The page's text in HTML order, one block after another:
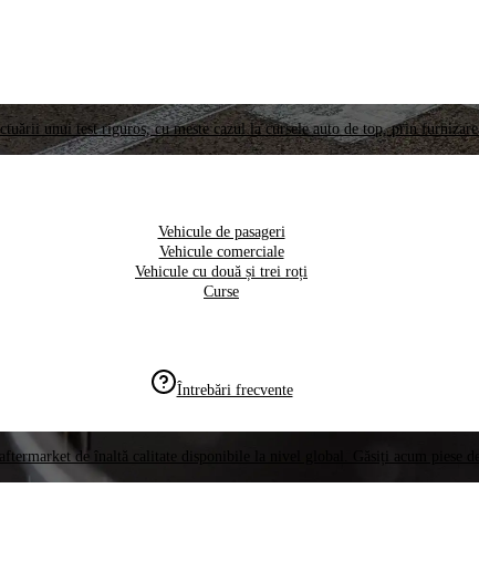
unui test riguros, cu meste cazul la cursele auto de top, prin
Vehicule de pasageri
Vehicule comerciale
Vehicule cu două și trei roți
Curse
Întrebări frecvente
de înaltă calitate disponibile la nivel global. Găsiți acum piese